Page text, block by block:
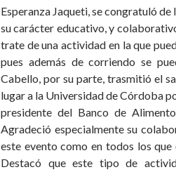
Esperanza Jaqueti, se congratuló
su carácter educativo, y
trate de una actividad en la que
pues además de corriendo se
Cabello, por su parte, trasmitió el
lugar a la Universidad de Córdoba
presidente del Banco de
Agradeció especialmente su
este evento como en todos los
Destacó que este tipo de